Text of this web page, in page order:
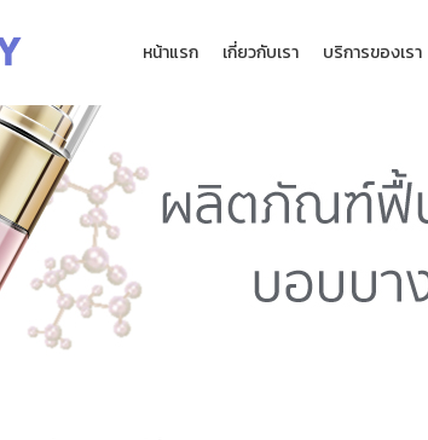
หน้าแรก เกี่ยวกับเรา บริการของเรา